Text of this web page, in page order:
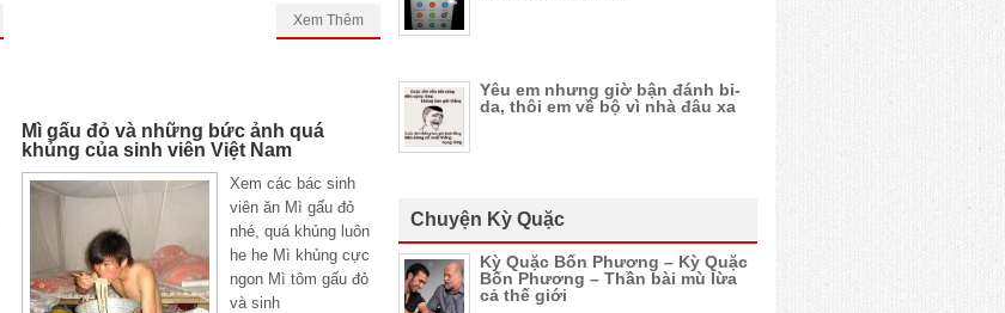
Xem Thêm
Mì gấu đỏ và những bức ảnh quá
khủng của sinh viên Việt Nam
Xem các bác sinh
viên ăn Mì gấu đỏ
nhé, quá khủng luôn
he he Mì khủng cực
ngon Mì tôm gấu đỏ
và sinh
Yêu em nhưng giờ bận đánh bi-
da, thôi em về bộ vì nhà đâu xa
Chuyện Kỳ Quặc
Kỳ Quặc Bốn Phương – Kỳ Quặc
Bốn Phương – Thần bài mù lừa
cả thế giới